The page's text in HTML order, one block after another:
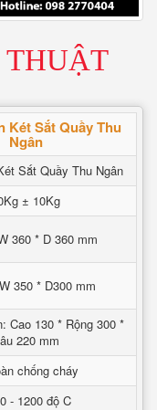
THUẬT
Két Sắt Quầy Thu
Ngân
Sắt Quầy Thu Ngân
± 10Kg
360 * D 360 mm
350 * D300 mm
Cao 130 * Rộng 300 *
220 mm
chống cháy
- 1200 độ C